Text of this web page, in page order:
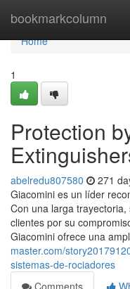
bookmarkcolumn
Home
Home
1
Protection
abelredu807580 271
Giacomini es un líder
Con una larga
clientes por su
Giacomini ofrece una
master.com/
sistemas-de-rociadores
Comments